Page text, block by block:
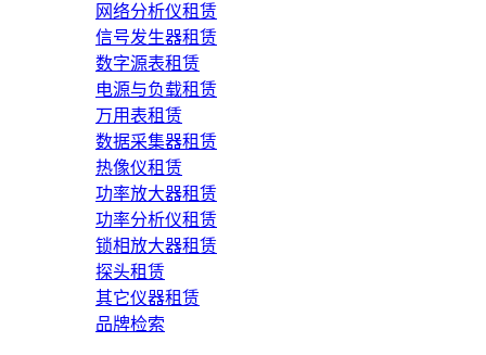
网络分析仪租赁
信号发生器租赁
数字源表租赁
电源与负载租赁
万用表租赁
数据采集器租赁
热像仪租赁
功率放大器租赁
功率分析仪租赁
锁相放大器租赁
探头租赁
其它仪器租赁
品牌检索